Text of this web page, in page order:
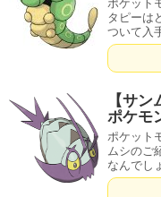
ポケット
タピーは
ついて入
【サ
ポケモ
ポケット
ムシのご
なんでし